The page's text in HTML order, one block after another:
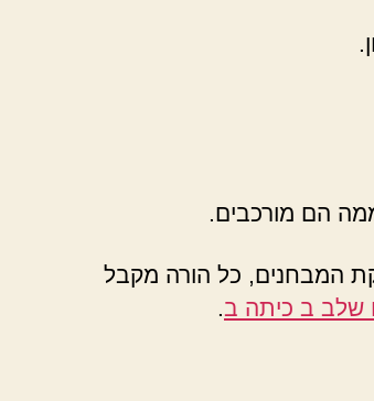
הם מורכבים.
המבחנים, כל הורה מקבל
שלב ב כיתה ב.